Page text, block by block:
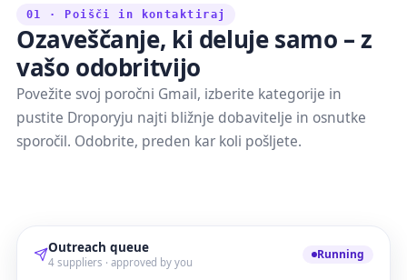
01 · Poišči in kontaktiraj
Ozaveščanje, ki deluje samo – z
vašo odobritvijo
Povežite svoj poročni Gmail, izberite kategorije in
pustite Droporyju najti bližnje dobavitelje in osnutke
sporočil. Odobrite, preden kar koli pošljete.
Outreach queue
4 suppliers · approved by you
Running